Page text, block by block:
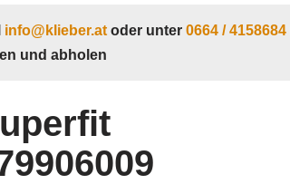
info@klieber.at oder unter 0664 / 4158684
und abholen